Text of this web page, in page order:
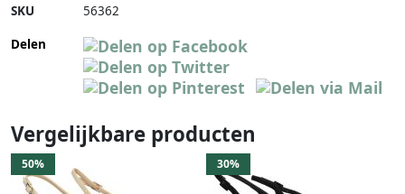
SKU 56362
Delen
Vergelijkbare producten
50% 30%